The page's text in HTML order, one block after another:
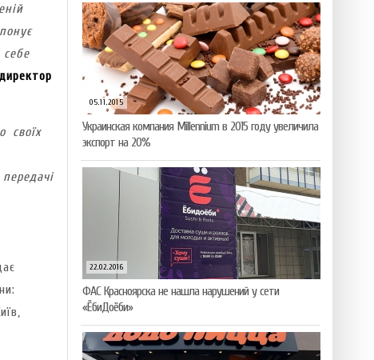
своїх
05.11.2015
Украинская компания Millennium в 2015 году увеличила
экспорт на 20%
22.02.2016
ФАС Красноярска не нашла нарушений у сети
«ЁбиДоёби»